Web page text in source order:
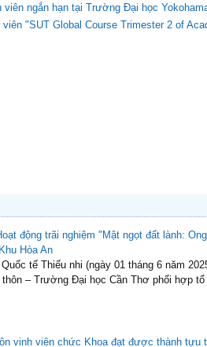
ngắn hạn tại Trường Đại học
"SUT Global Course Trimester 2 of
động trãi nghiệm "Mật ngọt đất lành:
Hòa An
tế Thiếu nhi (ngày 01 tháng 6 năm
thôn – Trường Đại học Cần Thơ phối hợp